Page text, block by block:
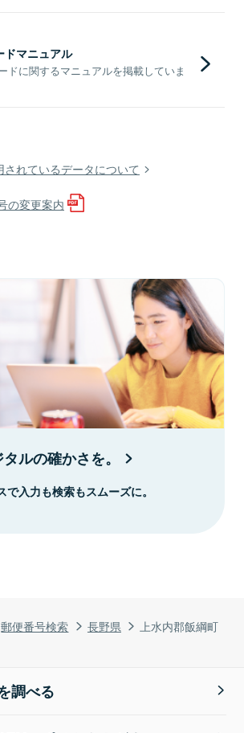
郵便番号検索 長野県 上水内郡飯綱町
ドマニュアル
ドに関するマニュアルを掲載していま
れているデータについて
の変更案内
ルの確かさを。
入力も検索もスムーズに。
調べる